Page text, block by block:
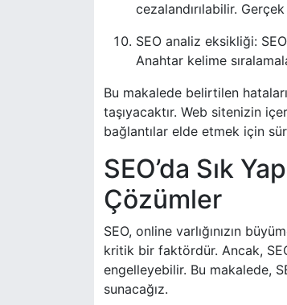
cezalandırılabilir.
SEO analiz eksikliği:
Anahtar kelime
Bu makalede belirtilen
taşıyacaktır. Web sitenizin
bağlantılar elde etmek için
SEO’da Sık
Çözümler
SEO, online varlığınızın
kritik bir faktördür. Ancak,
engelleyebilir. Bu makalede,
sunacağız.